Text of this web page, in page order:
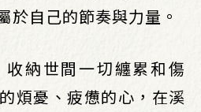
於自己的節奏與力量。
納世間一切纏累和傷
煩憂、疲憊的心，在溪